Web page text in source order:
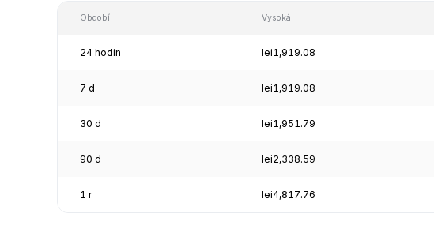
Období Vysoká
24 hodin lei1,919.08
7 d lei1,919.08
30 d lei1,951.79
90 d lei2,338.59
1 r lei4,817.76